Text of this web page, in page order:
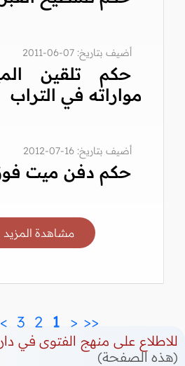
أضيف بتاريخ: 07-06-2011
حكم تلقين
مواراته في التراب
أضيف بتاريخ: 16-07-2012
حكم دفن ميت
مشاهدة المزيد
<<
<
>
للاطلاع على منهج الفتوى في دار
(هذه الصفحة)